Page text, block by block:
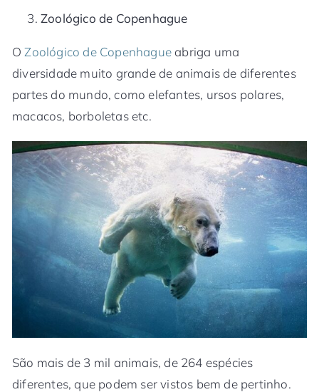
Zoológico de Copenhague
OZoológico de Copenhague abriga uma
diversidade muito grande de animais de diferentes
partes do mundo, como elefantes, ursos polares,
macacos, borboletas etc.
São mais de 3 mil animais, de 264 espécies
diferentes, que podem ser vistos bem de pertinho.